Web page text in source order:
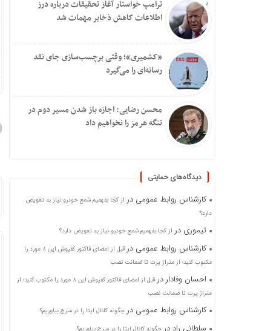
ترامپ خواستار آغاز تحقیقات درباره درز
اطلاعات کاهش ذخایر مهمات شد
«کشمیری»؛ وقتی برچسب‌سازی جای نقد
رسانه‌ای را می‌گیرد
محسن رضایی: اجازه باز شدن مسیر دوم در
تنگه هرمز را نخواهیم داد
دیدگاه‌های حمایتی
کارشناس روابط عمومی در از کجا بفهمیم شمع خودرو نیاز به تعویض
دارد؟
تیموری در از کجا بفهمیم شمع خودرو نیاز به تعویض دارد؟
کارشناس روابط عمومی در
قبل از امضای فاکتور کفپوش این ۸ مورد را
مکتوب کنید؛ از متراژ پرت تا ضمانت نصب
احسان وفادار در
قبل از امضای فاکتور کفپوش این ۸ مورد را مکتوب کنید؛ از
متراژ پرت تا ضمانت نصب
کارشناس روابط عمومی در چگونه کانال ایتا را در سرچ بیاوریم؟
سلطانی راد در چگونه کانال ایتا را در سرچ بیاوریم؟